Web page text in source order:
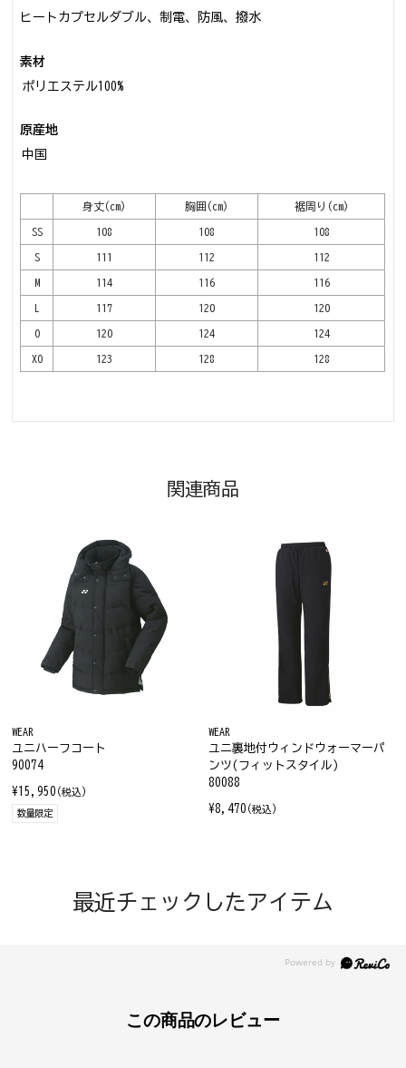
ヒートカプセルダブル、制電、防風、撥水
素材
ポリエステル100%
原産地
中国
身丈(cm) 胸囲(cm) 裾周り(cm)
SS 108 108 108
S 111 112 112
M 114 116 116
L 117 120 120
O 120 124 124
XO 123 128 128
関連商品
WEAR
ユニハーフコート
90074
¥15,950 (税込)
数量限定
WEAR
ユニ裏地付ウィンドウォーマーパ
ンツ(フィットスタイル)
80088
¥8,470 (税込)
最近チェックしたアイテム
この商品のレビュー